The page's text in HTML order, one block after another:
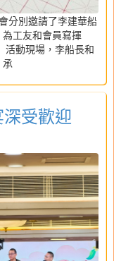
分別邀請了李建華船
工友和會員寫揮
活動現場，李船長和
受歡迎